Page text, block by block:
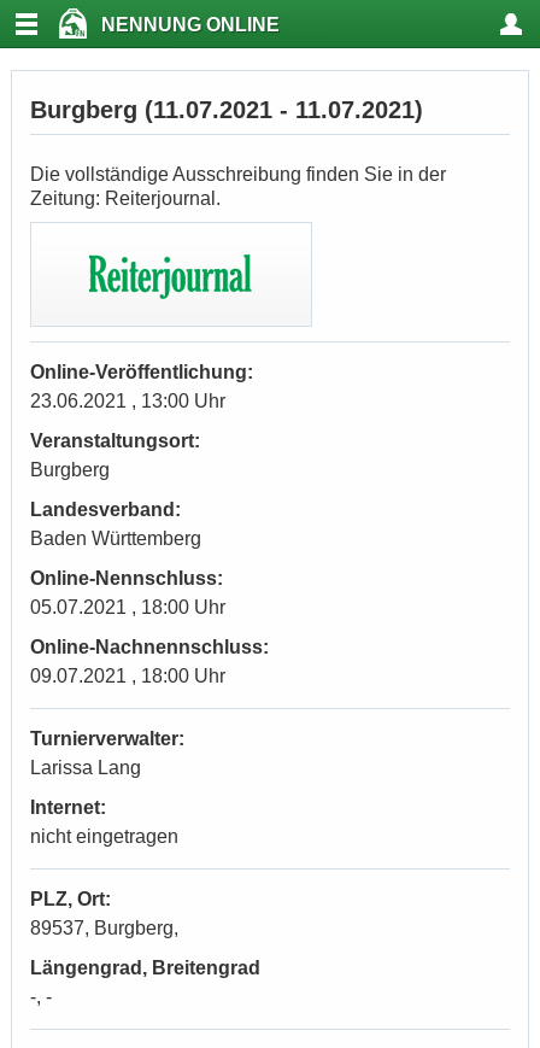
NENNUNG ONLINE
Burgberg (11.07.2021 - 11.07.2021)
Die vollständige Ausschreibung finden Sie in der
Zeitung: Reiterjournal.
Online-Veröffentlichung:
23.06.2021 , 13:00 Uhr
Veranstaltungsort:
Burgberg
Landesverband:
Baden Württemberg
Online-Nennschluss:
05.07.2021 , 18:00 Uhr
Online-Nachnennschluss:
09.07.2021 , 18:00 Uhr
Turnierverwalter:
Larissa Lang
Internet:
nicht eingetragen
PLZ, Ort:
89537, Burgberg,
Längengrad, Breitengrad
-, -